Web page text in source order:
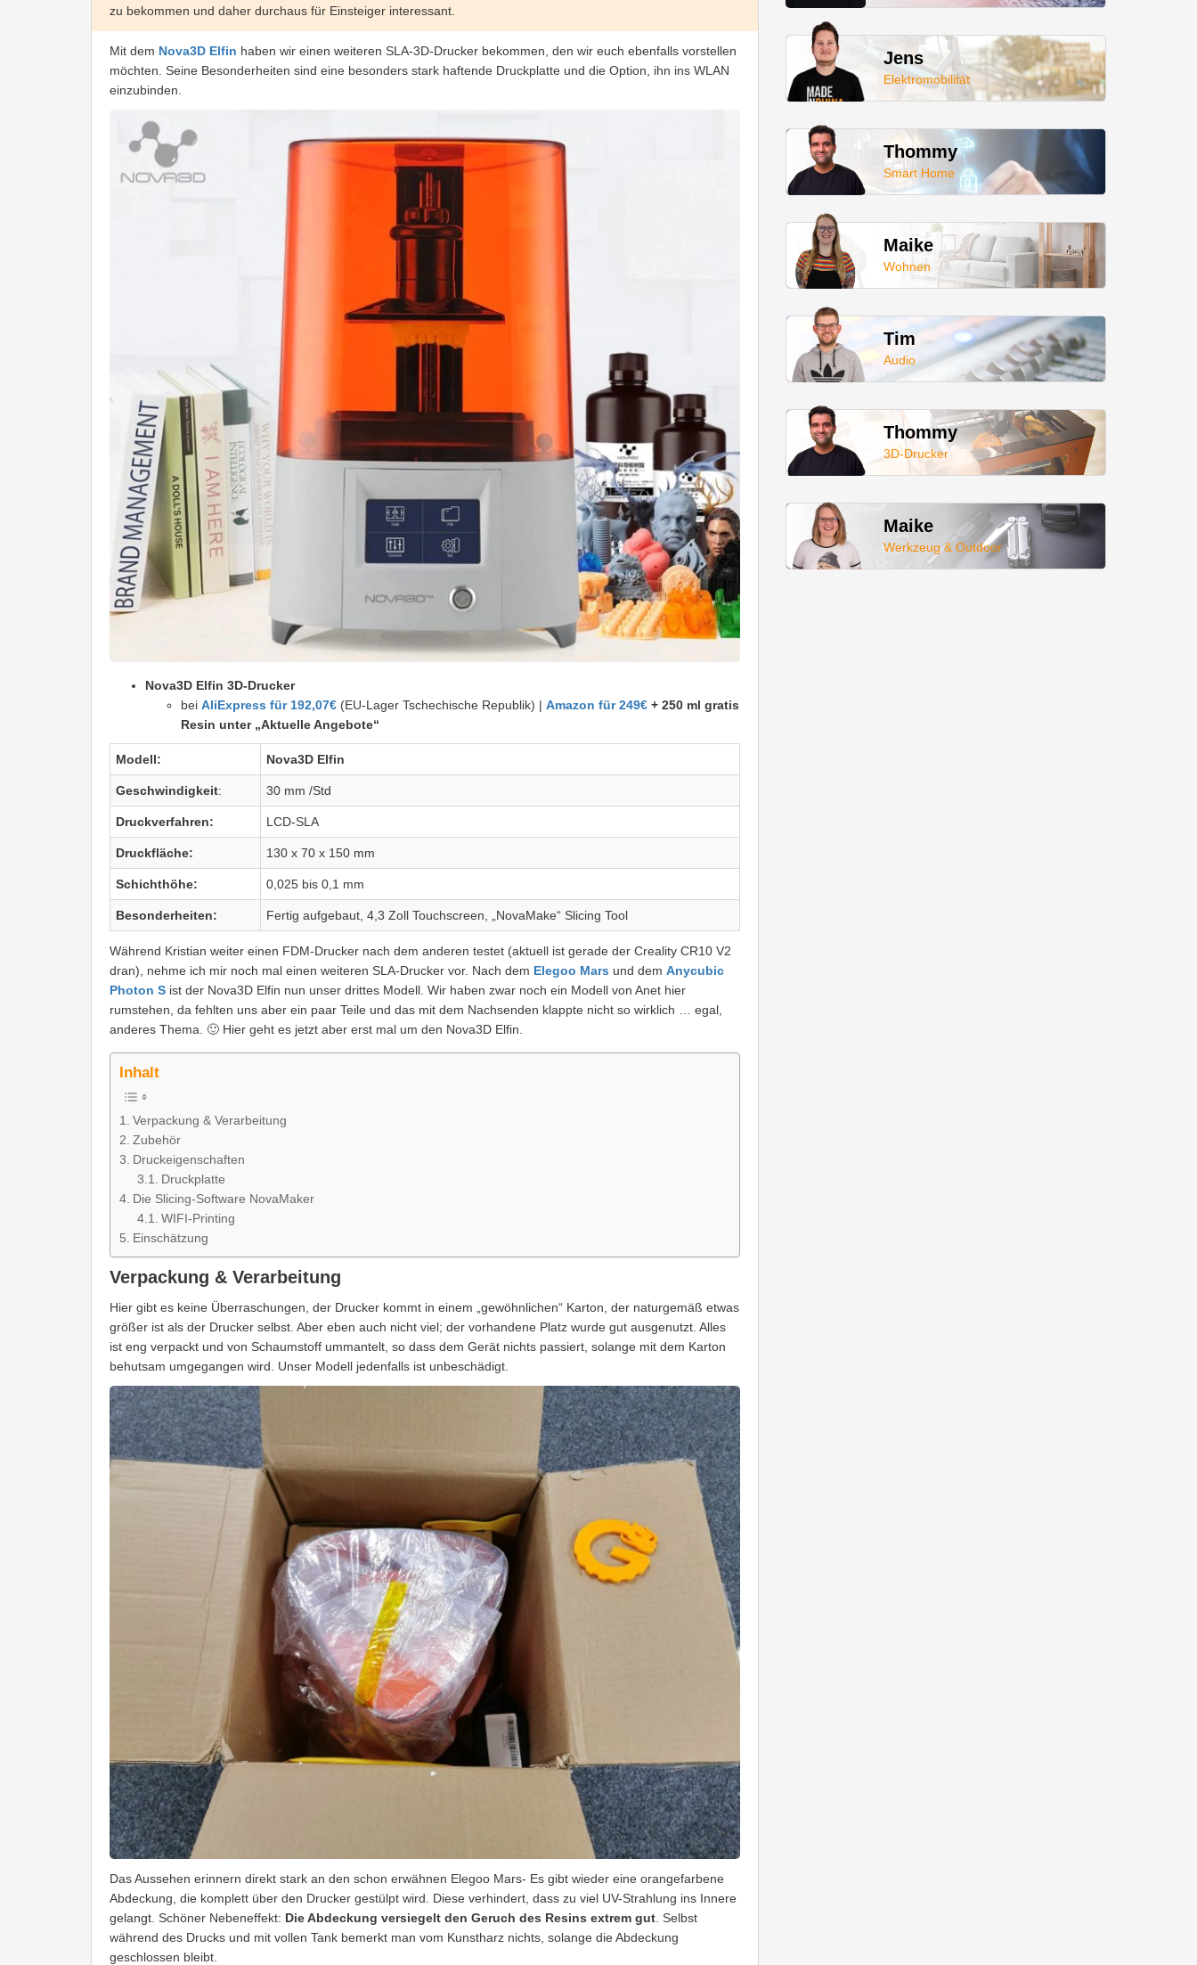
zu bekommen und daher durchaus für Einsteiger interessant.
Mit dem Nova3D Elfin haben wir einen weiteren SLA-3D-Drucker bekommen, den wir euch ebenfalls vorstellen
möchten. Seine Besonderheiten sind eine besonders stark haftende Druckplatte und die Option, ihn ins WLAN
einzubinden.
Nova3D Elfin 3D-Drucker
bei AliExpress für 192,07€ (EU-Lager Tschechische Republik) | Amazon für 249€ + 250 ml gratis
Resin unter „Aktuelle Angebote“
Modell: Nova3D Elfin
Geschwindigkeit: 30 mm /Std
Druckverfahren: LCD-SLA
Druckfläche: 130 x 70 x 150 mm
Schichthöhe: 0,025 bis 0,1 mm
Besonderheiten: Fertig aufgebaut, 4,3 Zoll Touchscreen, „NovaMake“ Slicing Tool
Während Kristian weiter einen FDM-Drucker nach dem anderen testet (aktuell ist gerade der Creality CR10 V2
dran), nehme ich mir noch mal einen weiteren SLA-Drucker vor. Nach dem Elegoo Mars und dem Anycubic
Photon S ist der Nova3D Elfin nun unser drittes Modell. Wir haben zwar noch ein Modell von Anet hier
rumstehen, da fehlten uns aber ein paar Teile und das mit dem Nachsenden klappte nicht so wirklich … egal,
anderes Thema. 🙂 Hier geht es jetzt aber erst mal um den Nova3D Elfin.
Inhalt
Verpackung & Verarbeitung
Zubehör
Druckeigenschaften
Druckplatte
Die Slicing-Software NovaMaker
WIFI-Printing
Einschätzung
Verpackung & Verarbeitung
Hier gibt es keine Überraschungen, der Drucker kommt in einem „gewöhnlichen“ Karton, der naturgemäß etwas
größer ist als der Drucker selbst. Aber eben auch nicht viel; der vorhandene Platz wurde gut ausgenutzt. Alles
ist eng verpackt und von Schaumstoff ummantelt, so dass dem Gerät nichts passiert, solange mit dem Karton
behutsam umgegangen wird. Unser Modell jedenfalls ist unbeschädigt.
Das Aussehen erinnern direkt stark an den schon erwähnen Elegoo Mars- Es gibt wieder eine orangefarbene
Abdeckung, die komplett über den Drucker gestülpt wird. Diese verhindert, dass zu viel UV-Strahlung ins Innere
gelangt. Schöner Nebeneffekt: Die Abdeckung versiegelt den Geruch des Resins extrem gut . Selbst
während des Drucks und mit vollen Tank bemerkt man vom Kunstharz nichts, solange die Abdeckung
geschlossen bleibt.
Jens
Elektromobilität
Thommy
Smart Home
Maike
Wohnen
Tim
Audio
Thommy
3D-Drucker
Maike
Werkzeug & Outdoor